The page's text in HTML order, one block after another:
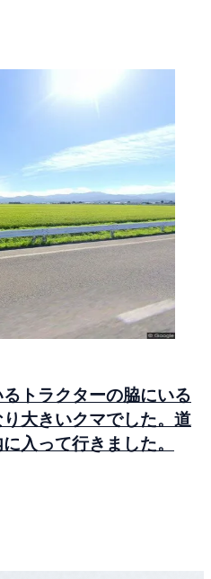
るトラクターの脇にいる
大きいクマでした。道
入って行きました。